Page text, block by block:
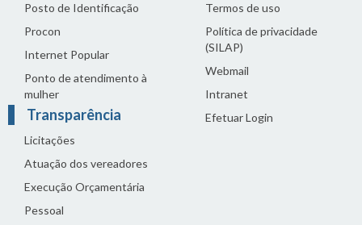
Posto de Identificação
Procon
Internet Popular
Ponto de atendimento à
mulher
Transparência
Licitações
Atuação dos vereadores
Execução Orçamentária
Pessoal
Termos de uso
Política de privacidade
(SILAP)
Webmail
Intranet
Efetuar Login